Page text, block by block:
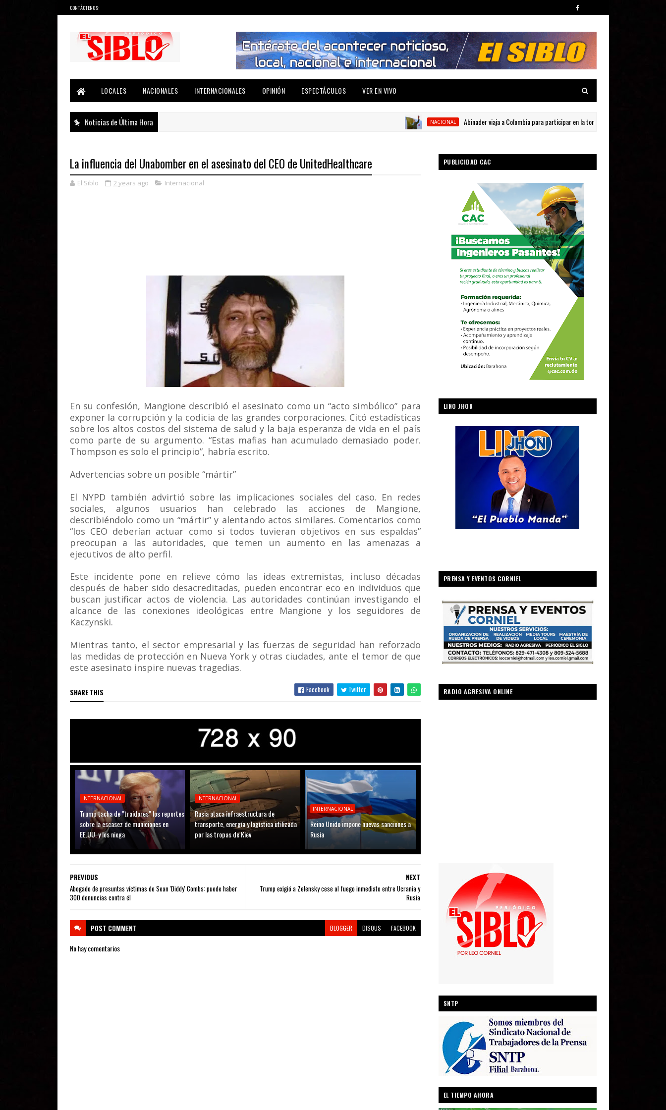
CONTÁCTENOS:
LOCALES
NACIONALES INTERNACIONALES OPINIÓN ESPECTÁCULOS VER EN VIVO
Noticias de Última Hora NACIONAL Abinader viaja a Colombia para participar en la toma de posesión de Abelardo de la
La influencia del Unabomber en el asesinato del CEO de UnitedHealthcare
El Siblo 2 years ago Internacional
En su confesión, Mangione describió el asesinato como un “acto simbólico” para
exponer la corrupción y la codicia de las grandes corporaciones. Citó estadísticas
sobre los altos costos del sistema de salud y la baja esperanza de vida en el país
como parte de su argumento. “Estas mafias han acumulado demasiado poder.
Thompson es solo el principio”, habría escrito.
Advertencias sobre un posible “mártir”
El NYPD también advirtió sobre las implicaciones sociales del caso. En redes
sociales, algunos usuarios han celebrado las acciones de Mangione,
describiéndolo como un “mártir” y alentando actos similares. Comentarios como
“los CEO deberían actuar como si todos tuvieran objetivos en sus espaldas”
preocupan a las autoridades, que temen un aumento en las amenazas a
ejecutivos de alto perfil.
Este incidente pone en relieve cómo las ideas extremistas, incluso décadas
después de haber sido desacreditadas, pueden encontrar eco en individuos que
buscan justificar actos de violencia. Las autoridades continúan investigando el
alcance de las conexiones ideológicas entre Mangione y los seguidores de
Kaczynski.
Mientras tanto, el sector empresarial y las fuerzas de seguridad han reforzado
las medidas de protección en Nueva York y otras ciudades, ante el temor de que
este asesinato inspire nuevas tragedias.
SHARE THIS Facebook Twitter
INTERNACIONAL
Trump tacha de "traidores" los reportes
sobre la escasez de municiones en
EE.UU. y los niega
INTERNACIONAL
Rusia ataca infraestructura de
transporte, energía y logística utilizada
por las tropas de Kiev
INTERNACIONAL
Reino Unido impone nuevas sanciones a
Rusia
NEXT
Trump exigió a Zelensky cese al fuego inmediato entre Ucrania y
Rusia
PREVIOUS
Abogado de presuntas víctimas de Sean 'Diddy' Combs: puede haber
300 denuncias contra él
POST COMMENT BLOGGER DISQUS FACEBOOK
No hay comentarios
PUBLICIDAD CAC
LINO JHON
PRENSA Y EVENTOS CORNIEL
RADIO AGRESIVA ONLINE
SNTP
EL TIEMPO AHORA